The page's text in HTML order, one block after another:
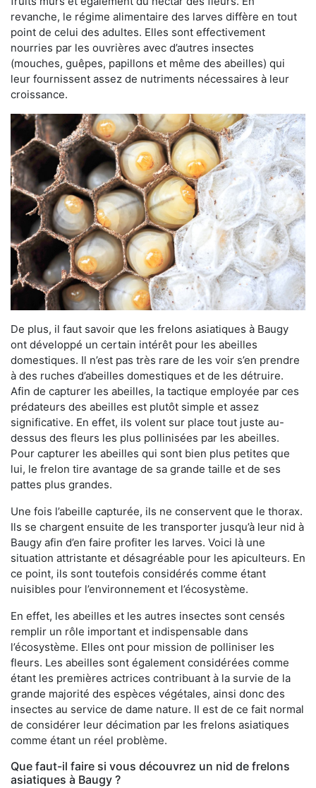
revanche, le régime alimentaire des larves diffère en tout
point de celui des adultes. Elles sont effectivement
nourries par les ouvrières avec d’autres insectes
(mouches, guêpes, papillons et même des abeilles) qui
leur fournissent assez de nutriments nécessaires à leur
croissance.
De plus, il faut savoir que les frelons asiatiques à Baugy
ont développé un certain intérêt pour les abeilles
domestiques. Il n’est pas très rare de les voir s’en prendre
à des ruches d’abeilles domestiques et de les détruire.
Afin de capturer les abeilles, la tactique employée par ces
prédateurs des abeilles est plutôt simple et assez
significative. En effet, ils volent sur place tout juste au-
dessus des fleurs les plus pollinisées par les abeilles.
Pour capturer les abeilles qui sont bien plus petites que
lui, le frelon tire avantage de sa grande taille et de ses
pattes plus grandes.
Une fois l’abeille capturée, ils ne conservent que le thorax.
Ils se chargent ensuite de les transporter jusqu’à leur nid à
Baugy afin d’en faire profiter les larves. Voici là une
situation attristante et désagréable pour les apiculteurs. En
ce point, ils sont toutefois considérés comme étant
nuisibles pour l’environnement et l’écosystème.
En effet, les abeilles et les autres insectes sont censés
remplir un rôle important et indispensable dans
l’écosystème. Elles ont pour mission de polliniser les
fleurs. Les abeilles sont également considérées comme
étant les premières actrices contribuant à la survie de la
grande majorité des espèces végétales, ainsi donc des
insectes au service de dame nature. Il est de ce fait normal
de considérer leur décimation par les frelons asiatiques
comme étant un réel problème.
Que faut-il faire si vous découvrez un nid de frelons
asiatiques à Baugy ?